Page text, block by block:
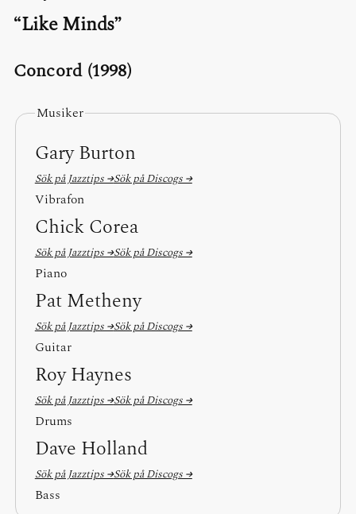
Like Minds
Concord (1998)
Musiker
Gary Burton
Sök på Jazztips →Sök på Discogs →
Vibrafon
Chick Corea
Sök på Jazztips →Sök på Discogs →
Piano
Pat Metheny
Sök på Jazztips →Sök på Discogs →
Guitar
Roy Haynes
Sök på Jazztips →Sök på Discogs →
Drums
Dave Holland
Sök på Jazztips →Sök på Discogs →
Bass